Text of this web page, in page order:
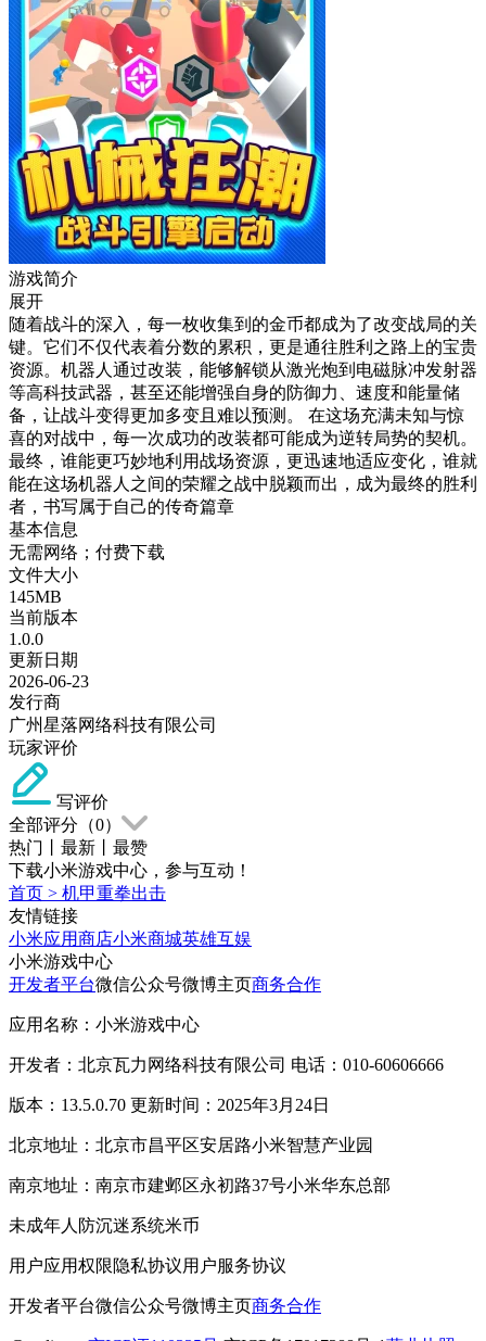
游戏简介
展开
随着战斗的深入，每一枚收集到的金币都成为了改变战局的关
键。它们不仅代表着分数的累积，更是通往胜利之路上的宝贵
资源。机器人通过改装，能够解锁从激光炮到电磁脉冲发射器
等高科技武器，甚至还能增强自身的防御力、速度和能量储
备，让战斗变得更加多变且难以预测。 在这场充满未知与惊
喜的对战中，每一次成功的改装都可能成为逆转局势的契机。
最终，谁能更巧妙地利用战场资源，更迅速地适应变化，谁就
能在这场机器人之间的荣耀之战中脱颖而出，成为最终的胜利
者，书写属于自己的传奇篇章
基本信息
无需网络；付费下载
文件大小
145MB
当前版本
1.0.0
更新日期
2026-06-23
发行商
广州星落网络科技有限公司
玩家评价
写评价
全部评分（0）
热门
最新
最赞
下载小米游戏中心，参与互动！
首页 > 机甲重拳出击
友情链接
小米应用商店小米商城英雄互娱
小米游戏中心
开发者平台微信公众号微博主页商务合作
应用名称：小米游戏中心
开发者：北京瓦力网络科技有限公司 电话：010-60606666
版本：13.5.0.70 更新时间：2025年3月24日
北京地址：北京市昌平区安居路小米智慧产业园
南京地址：南京市建邺区永初路37号小米华东总部
未成年人防沉迷系统米币
用户应用权限隐私协议用户服务协议
开发者平台微信公众号微博主页商务合作